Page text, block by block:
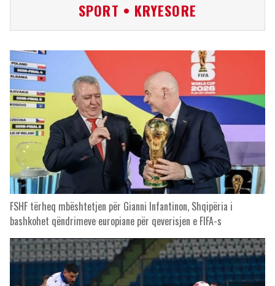
SPORT • KRYESORE
FSHF tërheq mbështetjen për Gianni Infantinon, Shqipëria i
bashkohet qëndrimeve europiane për qeverisjen e FIFA-s